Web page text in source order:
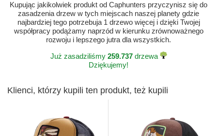
Kupując jakikolwiek produkt od Caphunters przyczynisz się do
zasadzenia drzew w tych miejscach naszej planety gdzie
najbardziej tego potrzebuja 1 drzewo więcej i dzięki Twojej
współpracy podążamy naprzód w kierunku zrównoważnego
rozwoju i lepszego jutra dla wszystkich.
Już zasadziliśmy 259.737drzewa
Dziękujemy!
Klienci, którzy kupili ten produkt, też kupili